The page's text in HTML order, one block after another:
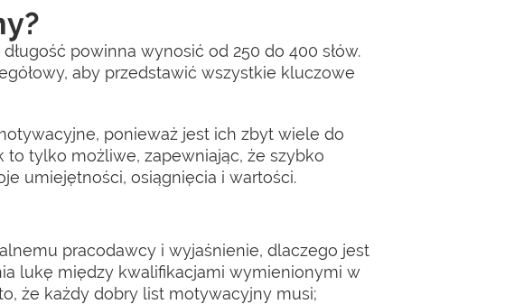
powinna wynosić od 250 do 400 słów.
aby przedstawić wszystkie kluczowe
ponieważ jest ich zbyt wiele do
to tylko możliwe, zapewniając, że szybko
umiejętności, osiągnięcia i wartości.
pracodawcy i wyjaśnienie, dlaczego jest
lukę między kwalifikacjami wymienionymi w
że każdy dobry list motywacyjny musi;